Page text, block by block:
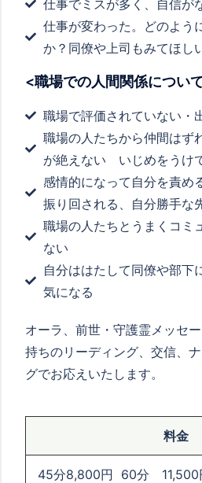
仕事でミスが多く、自信が
仕事が変わった。どのよう
か？同僚や上司もみてほし
<職場での人間関係につい
職場で評価されていない・
職場の人たちから仲間は
が絶えない いじめをうけ
感情的になって自分を責
振り回される、自分勝手な
職場の人たちとうまくコミ
ない
自分ははたして同僚や部下
気になる
オーラ、前世・守護霊メッセ
持ちのリーディング、交信、
グでお応えいたします。
料金
45分8,800円 60分 11,500